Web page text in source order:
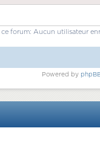
forum: Aucun utilisateur
Powered by